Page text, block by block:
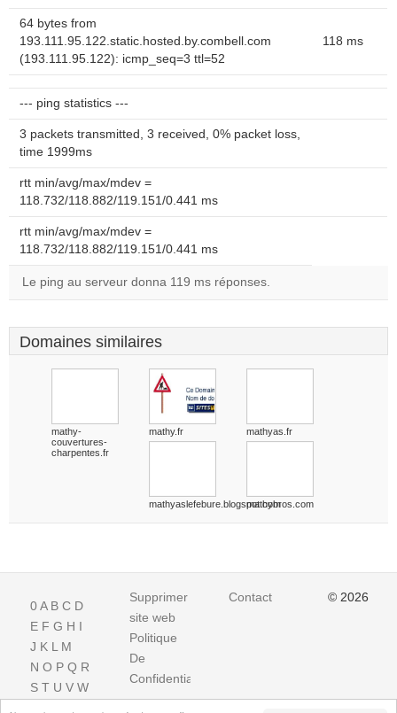
64 bytes from
193.111.95.122.static.hosted.by.combell.com
(193.111.95.122): icmp_seq=3 ttl=52
118 ms
--- ping statistics ---
3 packets transmitted, 3 received, 0% packet loss,
time 1999ms
rtt min/avg/max/mdev =
118.732/118.882/119.151/0.441 ms
rtt min/avg/max/mdev =
118.732/118.882/119.151/0.441 ms
Le ping au serveur donna 119 ms réponses.
Domaines similaires
mathy-
couvertures-
charpentes.fr
mathy.fr mathyas.fr
mathyaslefebure.blogspot.commathybros.com
0A B C D
E F G H I
J K L M
N O P Q R
S T U V W
Supprimer
site web
Politique
De
Confidentialite
Contact © 2026